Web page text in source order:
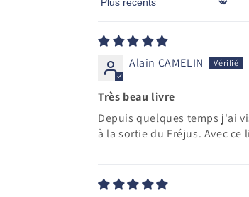
Sort by
Alain CAMELIN
Très beau livre
Depuis quelques temps j'ai
à la sortie du Fréjus. Avec